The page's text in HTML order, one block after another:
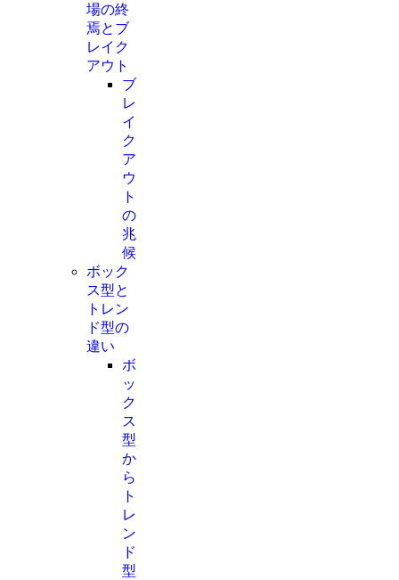
場の終
焉とブ
レイク
アウト
ブ
レ
イ
ク
ア
ウ
ト
の
兆
候
ボック
ス型と
トレン
ド型の
違い
ボ
ッ
ク
ス
型
か
ら
ト
レ
ン
ド
型